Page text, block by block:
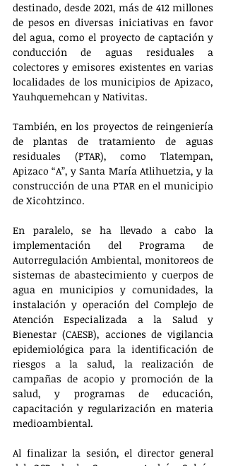
destinado, desde 2021, más de 412 millones
de pesos en diversas iniciativas en favor
del agua, como el proyecto de captación y
conducción de aguas residuales a
colectores y emisores existentes en varias
localidades de los municipios de Apizaco,
Yauhquemehcan y Nativitas.
También, en los proyectos de reingeniería
de plantas de tratamiento de aguas
residuales (PTAR), como Tlatempan,
Apizaco “A”, y Santa María Atlihuetzia, y la
construcción de una PTAR en el municipio
de Xicohtzinco.
En paralelo, se ha llevado a cabo la
implementación del Programa de
Autorregulación Ambiental, monitoreos de
sistemas de abastecimiento y cuerpos de
agua en municipios y comunidades, la
instalación y operación del Complejo de
Atención Especializada a la Salud y
Bienestar (CAESB), acciones de vigilancia
epidemiológica para la identificación de
riesgos a la salud, la realización de
campañas de acopio y promoción de la
salud, y programas de educación,
capacitación y regularización en materia
medioambiental.
Al finalizar la sesión, el director general
del OCB de la Conagua, Andrés Galván